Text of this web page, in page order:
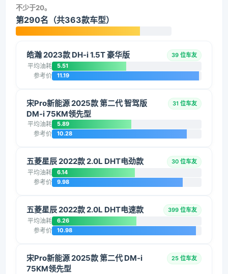
不少于20。
第290名（共363款车型）
皓瀚 2023款 DH-i 1.5T 豪华版 39 位车友
平均油耗 5.51
参考价 11.19
宋Pro新能源 2025款 第二代 智驾版
DM-i 75KM领先型
31 位车友
平均油耗 5.89
参考价 10.28
五菱星辰 2022款 2.0L DHT电劲款 30 位车友
平均油耗 6.14
参考价 9.98
五菱星辰 2022款 2.0L DHT电速款 399 位车友
平均油耗 6.26
参考价 10.98
宋Pro新能源 2025款 第二代 DM-i
75KM领先型
25 位车友